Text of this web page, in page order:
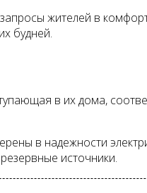
жителей в
будней.
в их дома,
в надежности
источники.